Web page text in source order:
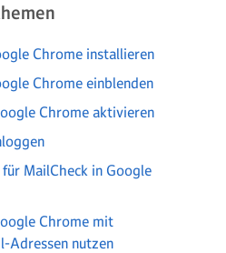
Chrome installieren
Chrome einblenden
Chrome aktivieren
MailCheck in Google
Chrome mit
Adressen nutzen